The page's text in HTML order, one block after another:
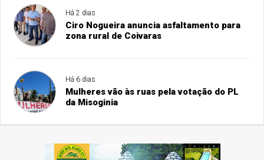
Há 2 dias
Ciro Nogueira anuncia asfaltamento para
zona rural de Coivaras
Há 6 dias
Mulheres vão às ruas pela votação do PL
da Misoginia